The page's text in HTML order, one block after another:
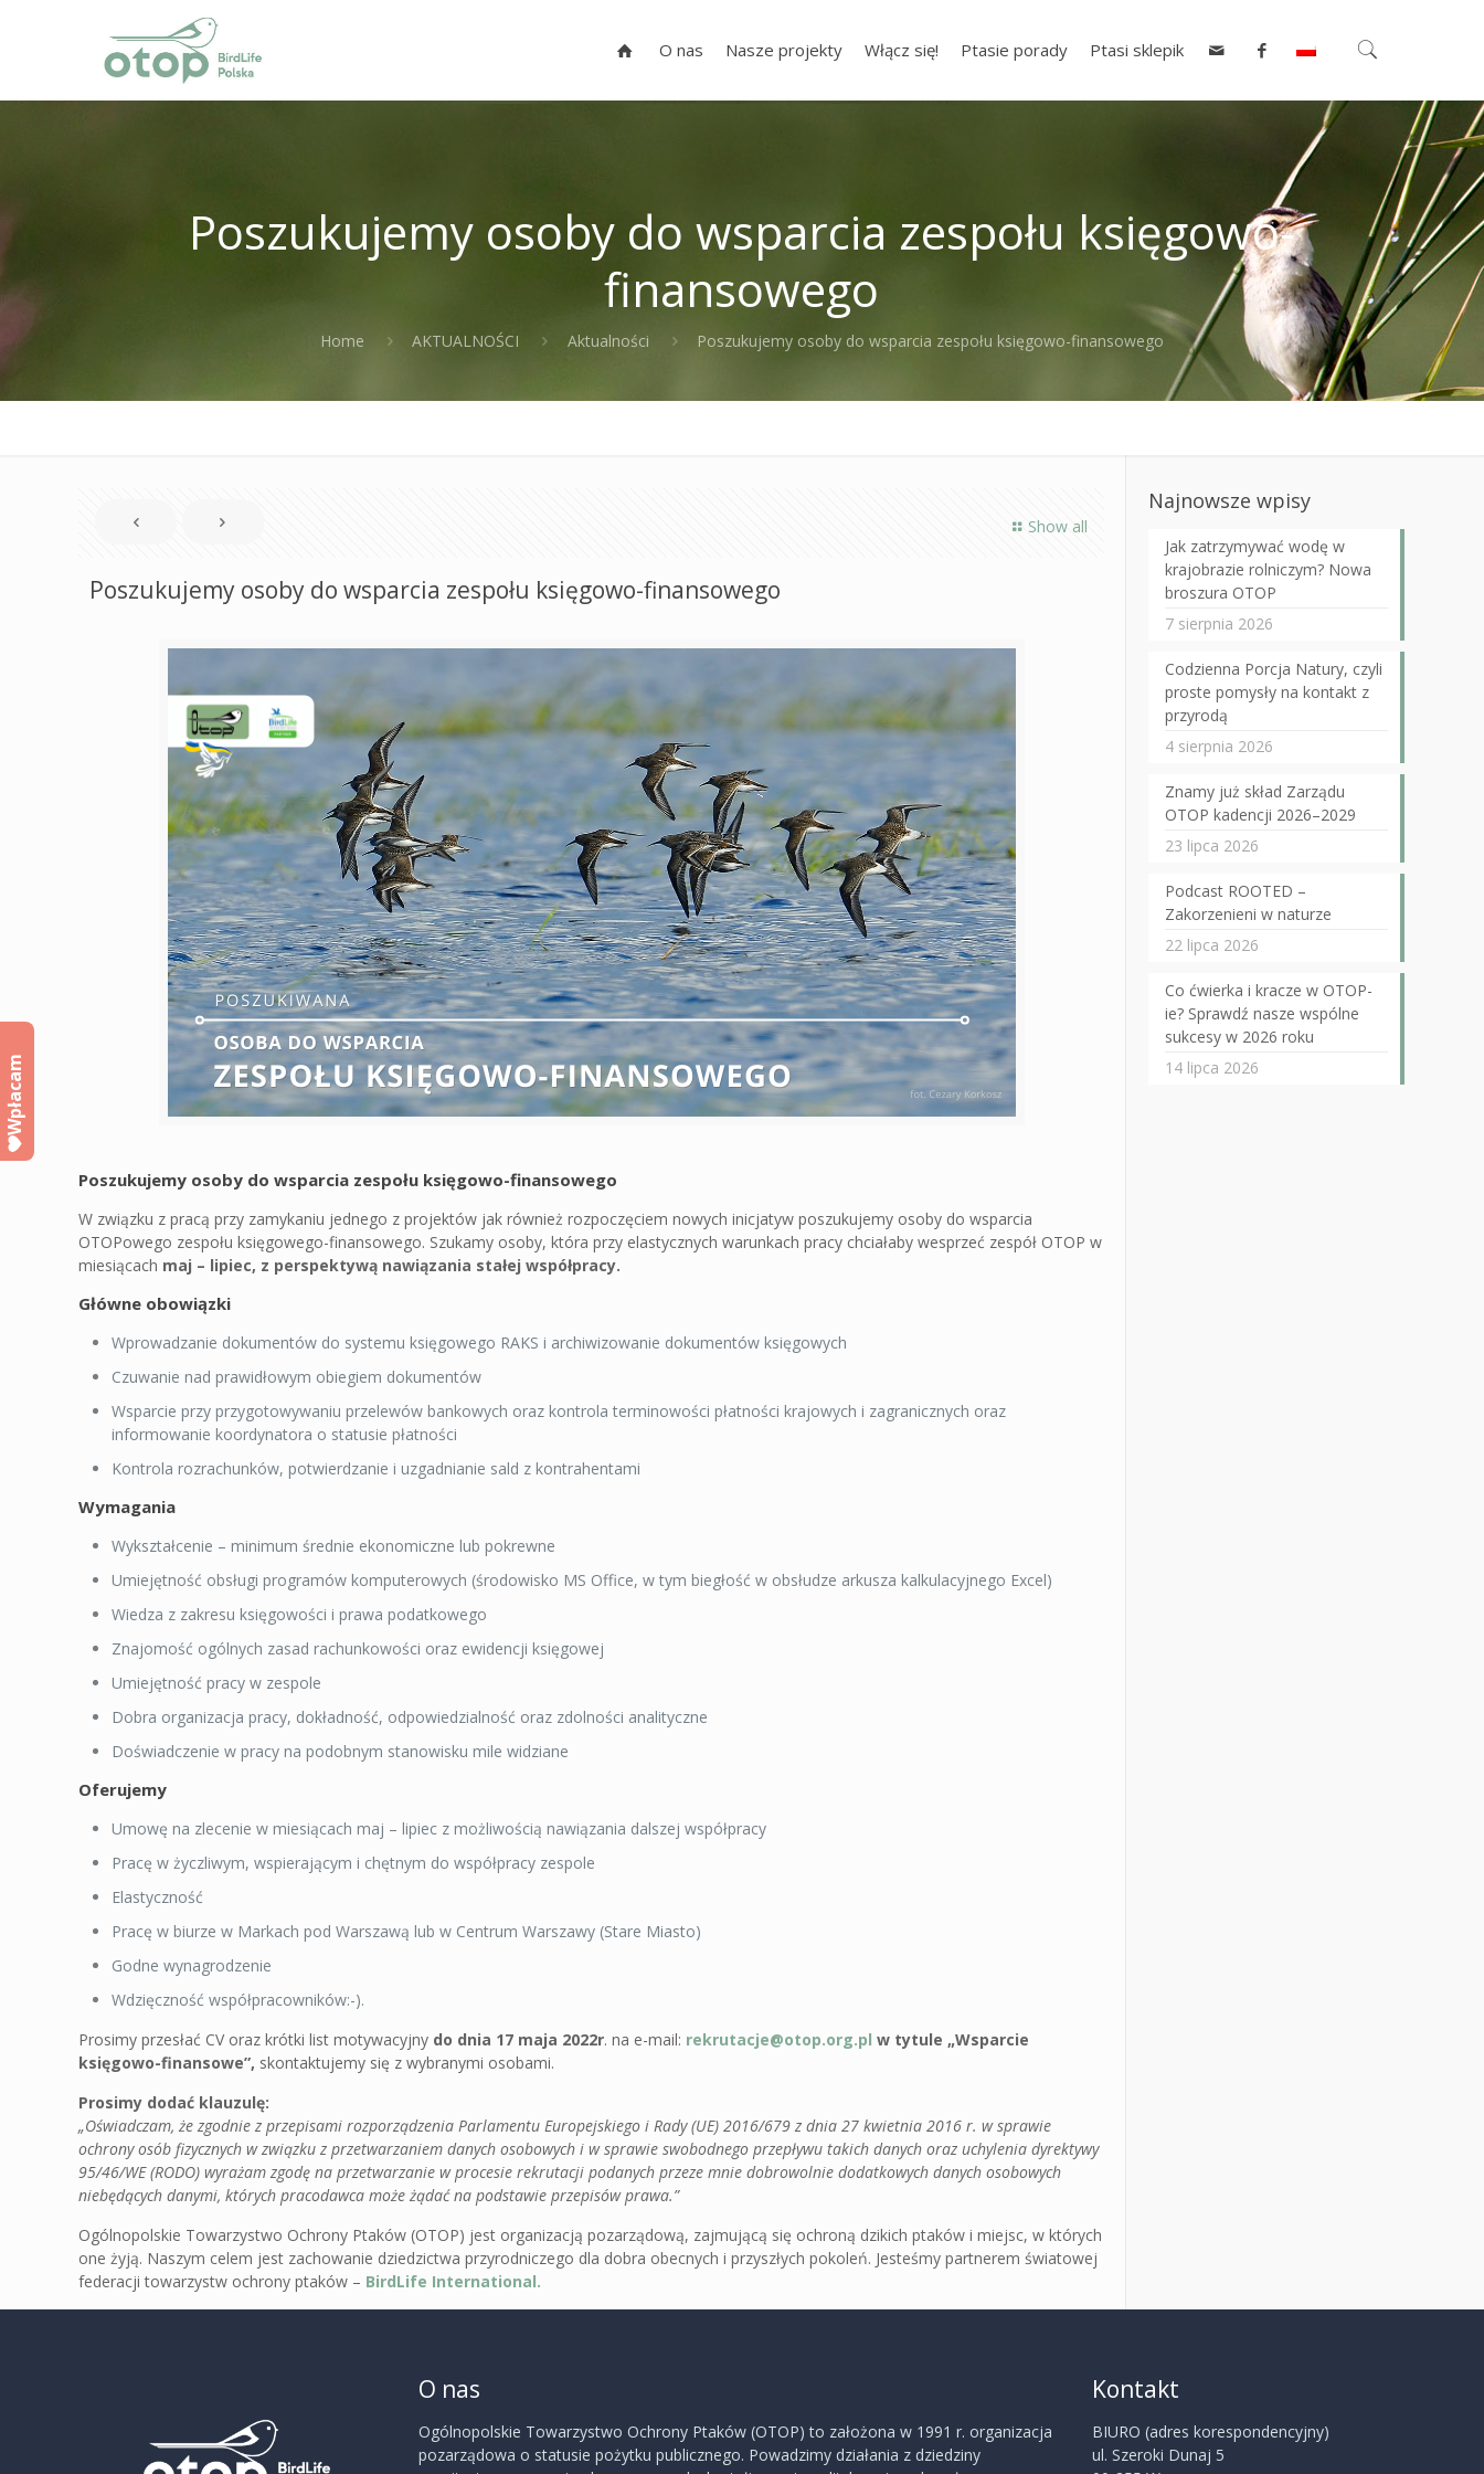
O nas Nasze projekty Włącz się! Ptasie porady Ptasi sklepik
Poszukujemy osoby do wsparcia zespołu księgowo-
finansowego
Home AKTUALNOŚCI Aktualności Poszukujemy osoby do wsparcia zespołu księgowo-finansowego
Show all
Poszukujemy osoby do wsparcia zespołu księgowo-finansowego
Poszukujemy osoby do wsparcia zespołu księgowo-finansowego
W związku z pracą przy zamykaniu jednego z projektów jak również rozpoczęciem nowych inicjatyw poszukujemy osoby do wsparcia
OTOPowego zespołu księgowego-finansowego. Szukamy osoby, która przy elastycznych warunkach pracy chciałaby wesprzeć zespół OTOP w
miesiącach maj – lipiec, z perspektywą nawiązania stałej współpracy.
Główne obowiązki
Wprowadzanie dokumentów do systemu księgowego RAKS i archiwizowanie dokumentów księgowych
Czuwanie nad prawidłowym obiegiem dokumentów
Wsparcie przy przygotowywaniu przelewów bankowych oraz kontrola terminowości płatności krajowych i zagranicznych oraz
informowanie koordynatora o statusie płatności
Kontrola rozrachunków, potwierdzanie i uzgadnianie sald z kontrahentami
Wymagania
Wykształcenie – minimum średnie ekonomiczne lub pokrewne
Umiejętność obsługi programów komputerowych (środowisko MS Office, w tym biegłość w obsłudze arkusza kalkulacyjnego Excel)
Wiedza z zakresu księgowości i prawa podatkowego
Znajomość ogólnych zasad rachunkowości oraz ewidencji księgowej
Umiejętność pracy w zespole
Dobra organizacja pracy, dokładność, odpowiedzialność oraz zdolności analityczne
Doświadczenie w pracy na podobnym stanowisku mile widziane
Oferujemy
Umowę na zlecenie w miesiącach maj – lipiec z możliwością nawiązania dalszej współpracy
Pracę w życzliwym, wspierającym i chętnym do współpracy zespole
Elastyczność
Pracę w biurze w Markach pod Warszawą lub w Centrum Warszawy (Stare Miasto)
Godne wynagrodzenie
Wdzięczność współpracowników:-).
Prosimy przesłać CV oraz krótki list motywacyjny do dnia 17 maja 2022r. na e-mail: rekrutacje@otop.org.pl w tytule „Wsparcie
księgowo-finansowe”, skontaktujemy się z wybranymi osobami.
Prosimy dodać klauzulę:
„Oświadczam, że zgodnie z przepisami rozporządzenia Parlamentu Europejskiego i Rady (UE) 2016/679 z dnia 27 kwietnia 2016 r. w sprawie
ochrony osób fizycznych w związku z przetwarzaniem danych osobowych i w sprawie swobodnego przepływu takich danych oraz uchylenia dyrektywy
95/46/WE (RODO) wyrażam zgodę na przetwarzanie w procesie rekrutacji podanych przeze mnie dobrowolnie dodatkowych danych osobowych
niebędących danymi, których pracodawca może żądać na podstawie przepisów prawa.”
Ogólnopolskie Towarzystwo Ochrony Ptaków (OTOP) jest organizacją pozarządową, zajmującą się ochroną dzikich ptaków i miejsc, w których
one żyją. Naszym celem jest zachowanie dziedzictwa przyrodniczego dla dobra obecnych i przyszłych pokoleń. Jesteśmy partnerem światowej
federacji towarzystw ochrony ptaków – BirdLife International.
Najnowsze wpisy
Jak zatrzymywać wodę w
krajobrazie rolniczym? Nowa
broszura OTOP
7 sierpnia 2026
Codzienna Porcja Natury, czyli
proste pomysły na kontakt z
przyrodą
4 sierpnia 2026
Znamy już skład Zarządu
OTOP kadencji 2026–2029
23 lipca 2026
Podcast ROOTED –
Zakorzenieni w naturze
22 lipca 2026
Co ćwierka i kracze w OTOP-
ie? Sprawdź nasze wspólne
sukcesy w 2026 roku
14 lipca 2026
O nas
Ogólnopolskie Towarzystwo Ochrony Ptaków (OTOP) to założona w 1991 r. organizacja
pozarządowa o statusie pożytku publicznego. Powadzimy działania z dziedziny
Kontakt
BIURO (adres korespondencyjny)
ul. Szeroki Dunaj 5
Wpłacam